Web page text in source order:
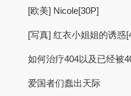
[欧美] Nicole[30P]
[写真] 红衣小姐姐的诱惑
如何治疗404以及已经被
爱国者们蠢出天际 ​​​